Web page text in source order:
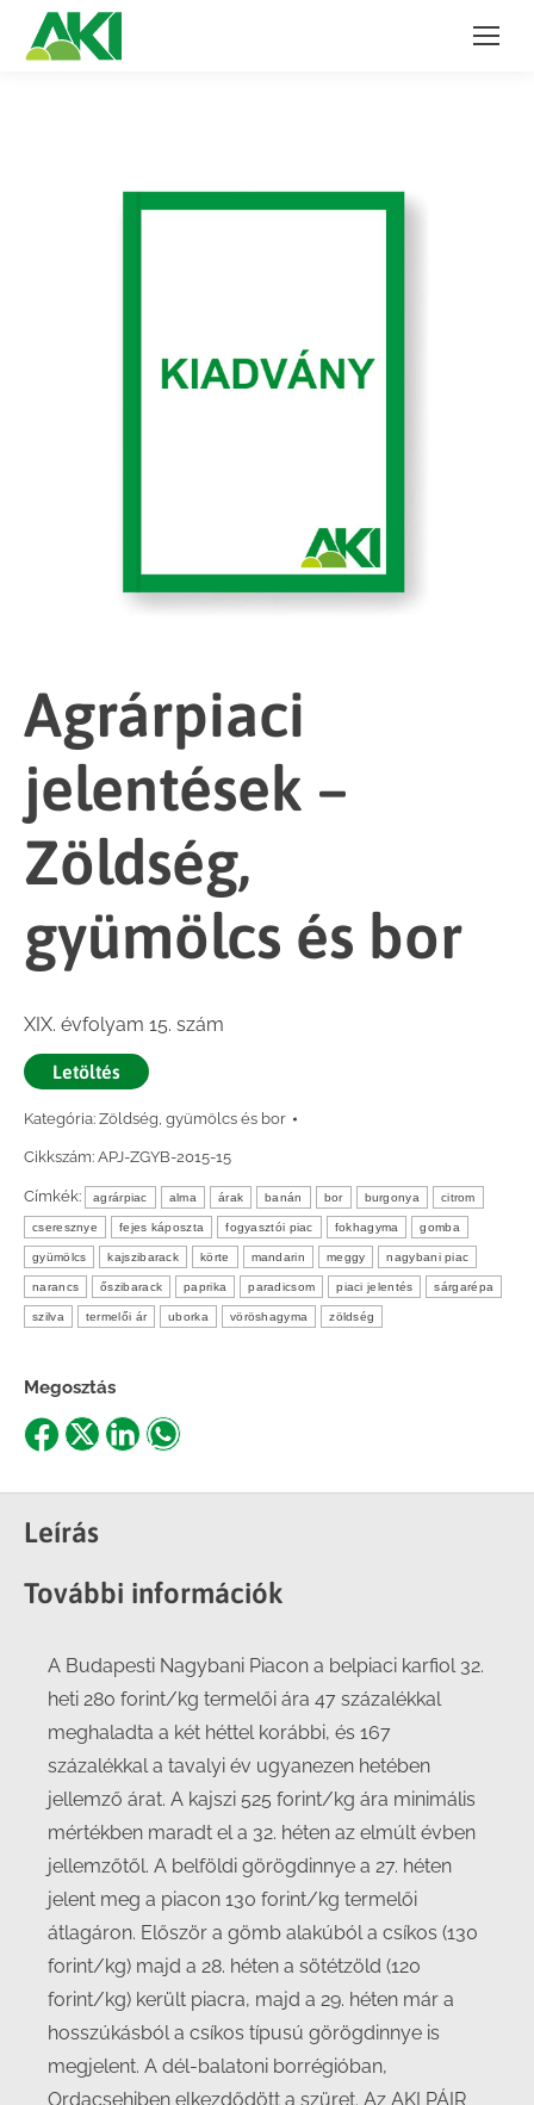
Agrárpiaci
jelentések –
Zöldség,
gyümölcs és bor
XIX. évfolyam 15. szám
Letöltés
Kategória: Zöldség, gyümölcs és bor
Cikkszám: APJ-ZGYB-2015-15
Címkék: agrárpiac alma árak banán bor burgonya citrom
cseresznye fejes káposzta fogyasztói piac fokhagyma gomba
gyümölcs kajszibarack körte mandarin meggy nagybani piac
narancs őszibarack paprika paradicsom piaci jelentés sárgarépa
szilva termelői ár uborka vöröshagyma zöldség
Megosztás
Share
Facebook
Share
X
ShareShare
Leírás
További információk
A Budapesti Nagybani Piacon a belpiaci karfiol 32.
heti 280 forint/kg termelői ára 47 százalékkal
meghaladta a két héttel korábbi, és 167
százalékkal a tavalyi év ugyanezen hetében
jellemző árat. A kajszi 525 forint/kg ára minimális
mértékben maradt el a 32. héten az elmúlt évben
jellemzőtől. A belföldi görögdinnye a 27. héten
jelent meg a piacon 130 forint/kg termelői
átlagáron. Először a gömb alakúból a csíkos (130
forint/kg) majd a 28. héten a sötétzöld (120
forint/kg) került piacra, majd a 29. héten már a
hosszúkásból a csíkos típusú görögdinnye is
megjelent. A dél-balatoni borrégióban,
Ordacsehiben elkezdődött a szüret. Az AKI PÁIR